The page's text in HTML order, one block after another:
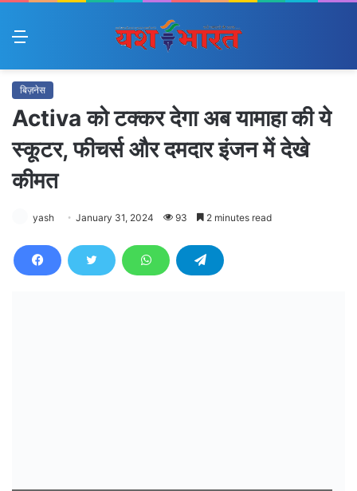
Menu
बिज़नेस
Activa को टक्कर देगा अब यामाहा की ये
स्कूटर, फीचर्स और दमदार इंजन में देखे
कीमत
yash January 31, 2024 93 2 minutes read